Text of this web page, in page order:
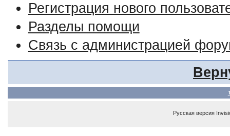
Регистрация нового
Разделы помощи
Связь с администрацией
Русская версия